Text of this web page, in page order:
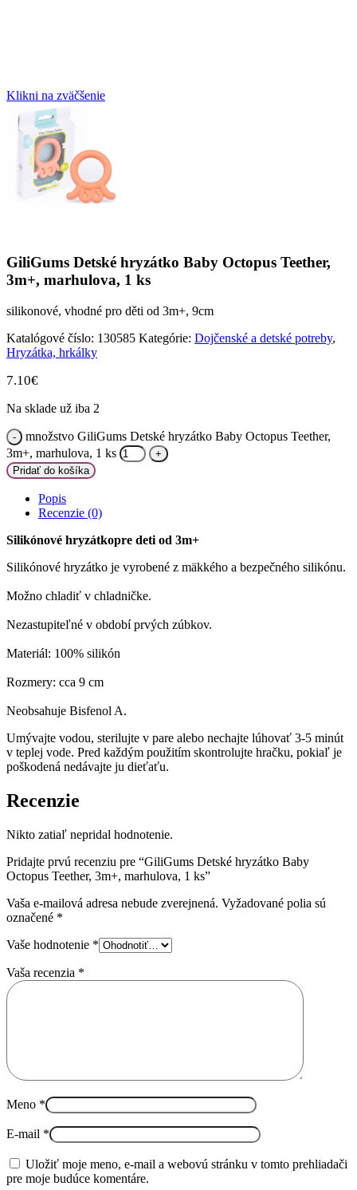
Klikni na zväčšenie
GiliGums Detské hryzátko Baby Octopus Teether,
3m+, marhulova, 1 ks
silikonové, vhodné pro děti od 3m+, 9cm
Katalógové číslo: 130585 Kategórie: Dojčenské a detské potreby,
Hryzátka, hrkálky
7.10€
Na sklade už iba 2
množstvo GiliGums Detské hryzátko Baby Octopus Teether,
3m+, marhulova, 1 ks
Pridať do košíka
Popis
Recenzie (0)
Silikónové hryzátkopre deti od 3m+
Silikónové hryzátko je vyrobené z mäkkého a bezpečného silikónu.
Možno chladiť v chladničke.
Nezastupiteľné v období prvých zúbkov.
Materiál: 100% silikón
Rozmery: cca 9 cm
Neobsahuje Bisfenol A.
Umývajte vodou, sterilujte v pare alebo nechajte lúhovať 3-5 minút
v teplej vode. Pred každým použitím skontrolujte hračku, pokiaľ je
poškodená nedávajte ju dieťaťu.
Recenzie
Nikto zatiaľ nepridal hodnotenie.
Pridajte prvú recenziu pre “GiliGums Detské hryzátko Baby
Octopus Teether, 3m+, marhulova, 1 ks”
Vaša e-mailová adresa nebude zverejnená. Vyžadované polia sú
označené *
Vaše hodnotenie *
Vaša recenzia *
Meno *
E-mail *
Uložiť moje meno, e-mail a webovú stránku v tomto prehliadači
pre moje budúce komentáre.